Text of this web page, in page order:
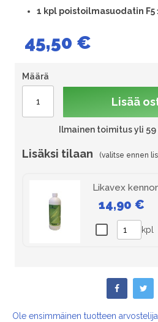
1 kpl poistoilmasuodatin F5
45,50 €
Määrä
Lisää
Ilmainen toimitus yli
Lisäksi tilaan
Likavex
14,90 €
kpl
Ole ensimmäinen tuotteen arvostelija